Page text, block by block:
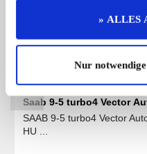
» ALLES
Nur
Saab 9-5 turbo4 Vector
SAAB 9-5 turbo4 Vector
HU ...